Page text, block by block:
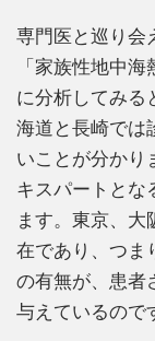
専門医と巡り会
「家族性地中
に分析してみる
海道と長崎では
いことが分かり
キスパートとな
ます。東京、大
在であり、つま
の有無が、患者
与えているので